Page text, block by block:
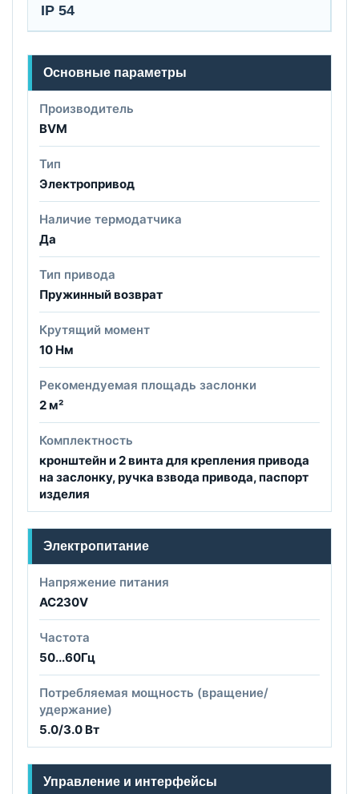
IP 54
Основные параметры
Производитель
BVM
Тип
Электропривод
Наличие термодатчика
Да
Тип привода
Пружинный возврат
Крутящий момент
10 Нм
Рекомендуемая площадь заслонки
2 м²
Комплектность
кронштейн и 2 винта для крепления привода
на заслонку, ручка взвода привода, паспорт
изделия
Электропитание
Напряжение питания
AC230V
Частота
50...60Гц
Потребляемая мощность (вращение/
удержание)
5.0/3.0 Вт
Управление и интерфейсы